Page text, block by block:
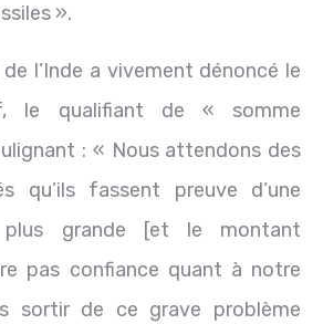
».
l’Inde a vivement dénoncé le
le qualifiant de « somme
: « Nous attendons des
qu’ils fassent preuve d’une
plus grande [et le montant
pas confiance quant à notre
sortir de ce grave problème